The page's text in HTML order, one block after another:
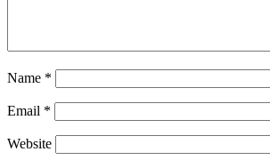
Name *
Email *
Website